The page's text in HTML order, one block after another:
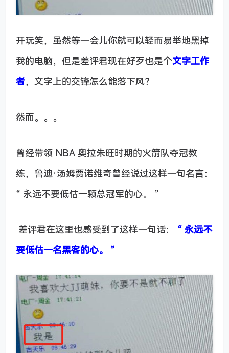
开玩笑，虽然等一会儿你就可以轻而易举地黑掉
我的电脑，但是差评君现在好歹也是个文字工作
者，文字上的交锋怎么能落下风？
然而。。。
曾经带领 NBA 奥拉朱旺时期的火箭队夺冠教
练，鲁迪·汤姆贾诺维奇曾经说过这样一句名言：
“ 永远不要低估一颗总冠军的心。 ”
差评君在这里也感受到了这样一句话：
“ 永远不
要低估一名黑客的心。 ”